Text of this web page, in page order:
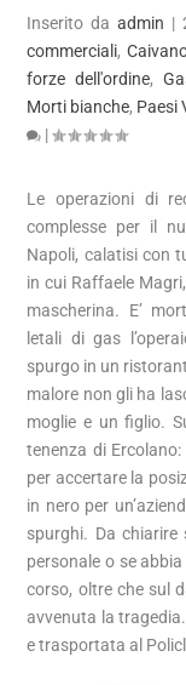
Inserito daadmin |
commerciali,
forze dell'ordine,
Morti bianche, Paesi
|
Le operazioni di
complesse per il
Napoli, calatisi con
in cui Raffaele
mascherina. E’
letali di gas
spurgo in un
malore non gli ha
moglie e un figlio.
tenenza di
per accertare la
in nero per
spurghi. Da chiarire
personale o se
corso, oltre che sul
avvenuta la
e trasportata al